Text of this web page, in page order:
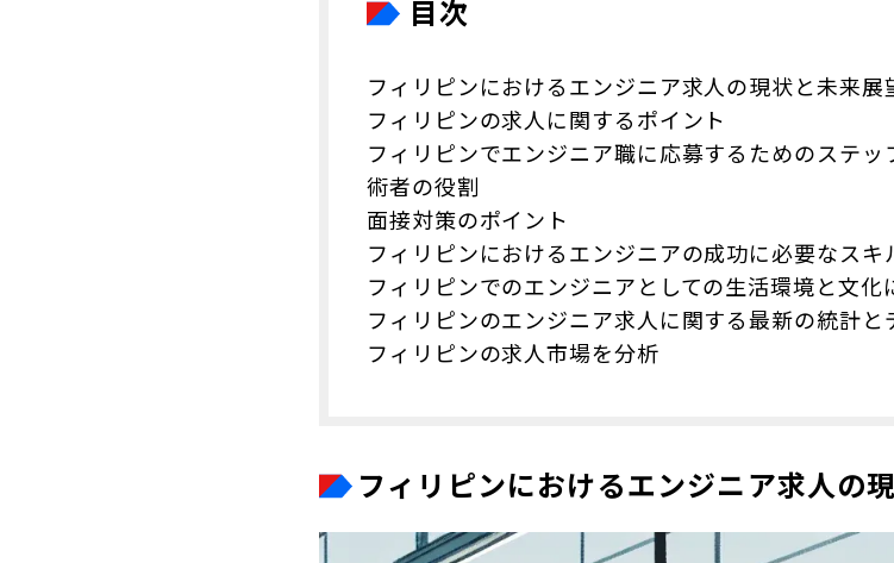
目次
フィリピンにおけるエンジニア求人の現状と未来展
フィリピンの求人に関するポイント
フィリピンでエンジニア職に応募するためのステ
術者の役割
面接対策のポイント
フィリピンにおけるエンジニアの成功に必要なスキ
フィリピンでのエンジニアとしての生活環境と文
フィリピンのエンジニア求人に関する最新の統計と
フィリピンの求人市場を分析
フィリピンにおけるエンジニア求人の